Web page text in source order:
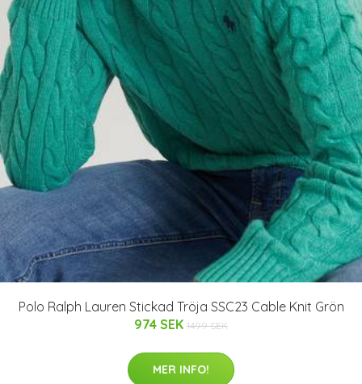
Polo Ralph Lauren Stickad Tröja SSC23 Cable Knit Grön
974 SEK 1499 SEK
MER INFO!